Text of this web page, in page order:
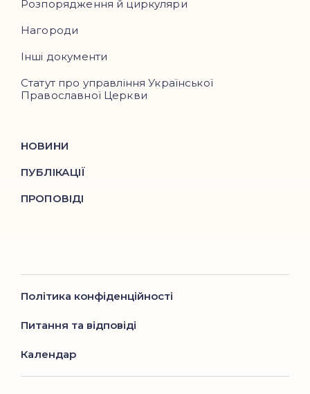
Розпорядження й циркуляри
Нагороди
Інші документи
Статут про управління Української
Православної Церкви
НОВИНИ
ПУБЛІКАЦІЇ
ПРОПОВІДІ
Політика конфіденційності
Питання та відповіді
Календар